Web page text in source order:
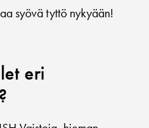
syövä tyttö nykyään!
eri